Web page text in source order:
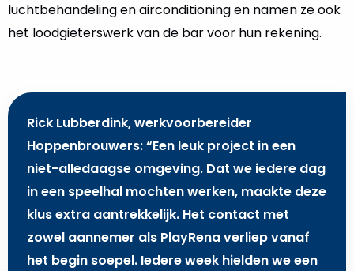
luchtbehandeling en airconditioning en namen ze ook
het loodgieterswerk van de bar voor hun rekening.
Rick Lubberdink, werkvoorbereider
Hoppenbrouwers: “Een leuk project in een
niet-alledaagse omgeving. Dat we iedere dag
in een speelhal mochten werken, maakte deze
klus extra aantrekkelijk. Het contact met
zowel aannemer als PlayRena verliep vanaf
het begin soepel. Iedere week hielden we een